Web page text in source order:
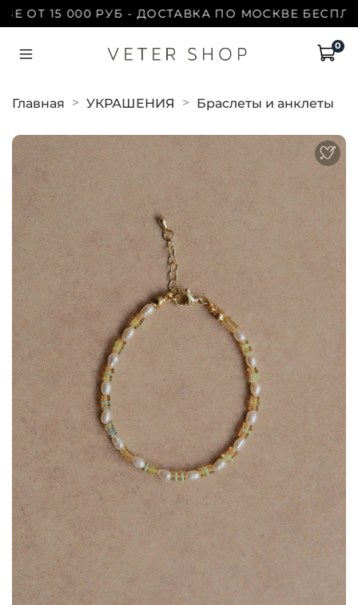
15 000 РУБ - ДОСТАВКА ПО МОСКВЕ
0
Главная УКРАШЕНИЯ Браслеты и анклеты